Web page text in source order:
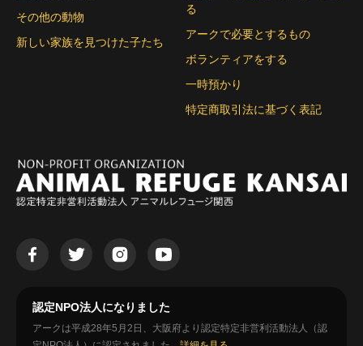
その他の動物
新しい家族を見つけた子たち
る
アークで必要とするもの
ボランティアをする
一時預かり
特定商取引法に基づく表記
認定NPO法人になりました
アークは平成28年5月2日、大阪府より認定特定非営利活動法人（認